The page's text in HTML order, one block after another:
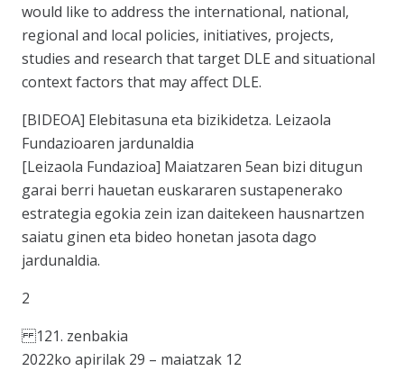
would like to address the international, national,
regional and local policies, initiatives, projects,
studies and research that target DLE and situational
context factors that may affect DLE.
[BIDEOA] Elebitasuna eta bizikidetza. Leizaola
Fundazioaren jardunaldia
[Leizaola Fundazioa] Maiatzaren 5ean bizi ditugun
garai berri hauetan euskararen sustapenerako
estrategia egokia zein izan daitekeen hausnartzen
saiatu ginen eta bideo honetan jasota dago
jardunaldia.
2
121. zenbakia
2022ko apirilak 29 – maiatzak 12